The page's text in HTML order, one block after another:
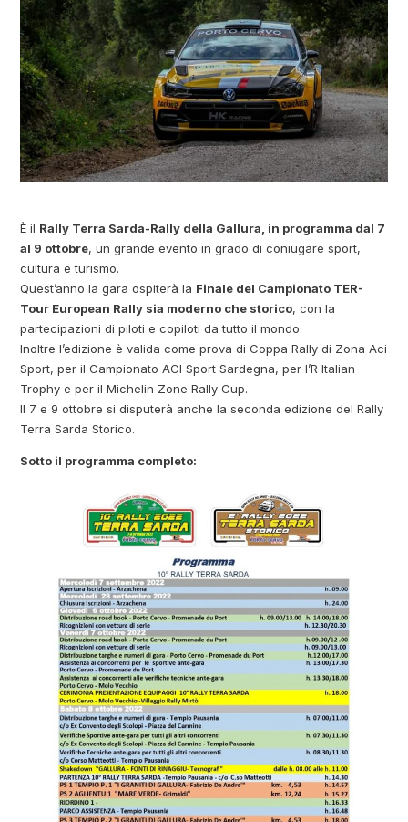
È il Rally Terra Sarda-Rally della Gallura, in programma dal 7
al 9 ottobre, un grande evento in grado di coniugare sport,
cultura e turismo.
Quest’anno la gara ospiterà la Finale del Campionato TER-
Tour European Rally sia moderno che storico, con la
partecipazioni di piloti e copiloti da tutto il mondo.
Inoltre l’edizione è valida come prova di Coppa Rally di Zona Aci
Sport, per il Campionato ACI Sport Sardegna, per l’R Italian
Trophy e per il Michelin Zone Rally Cup.
Il 7 e 9 ottobre si disputerà anche la seconda edizione del Rally
Terra Sarda Storico.
Sotto il programma completo: